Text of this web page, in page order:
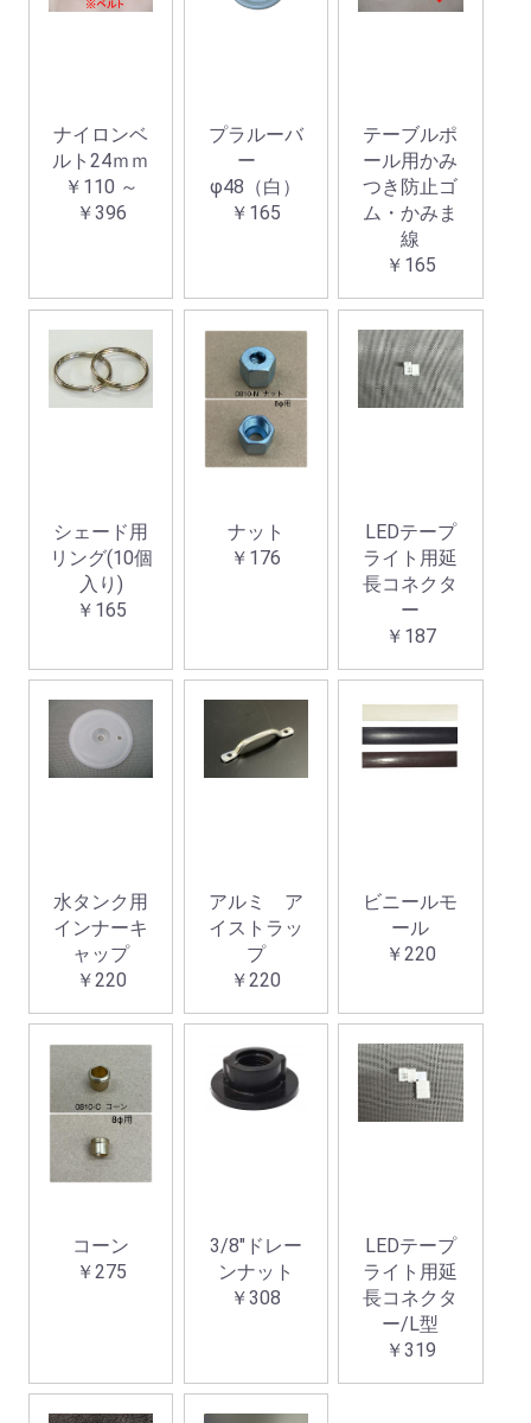
ナイロンベ
ルト24ｍｍ
￥110 ～
￥396
プラルーバ
ー
φ48（白）
￥165
テーブルポ
ール用かみ
つき防止ゴ
ム・かみま
線
￥165
シェード用
リング(10個
入り)
￥165
ナット
￥176
LEDテープ
ライト用延
長コネクタ
ー
￥187
水タンク用
インナーキ
ャップ
￥220
アルミ ア
イストラッ
プ
￥220
ビニールモ
ール
￥220
コーン
￥275
3/8"ドレー
ンナット
￥308
LEDテープ
ライト用延
長コネクタ
ー/L型
￥319